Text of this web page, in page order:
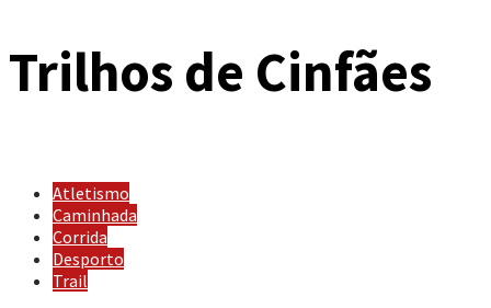
Trilhos de Cinfães
Atletismo
Caminhada
Corrida
Desporto
Trail